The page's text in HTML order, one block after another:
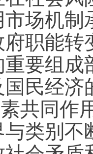
场机制
职能转
重要组
民经济
共同作
类别